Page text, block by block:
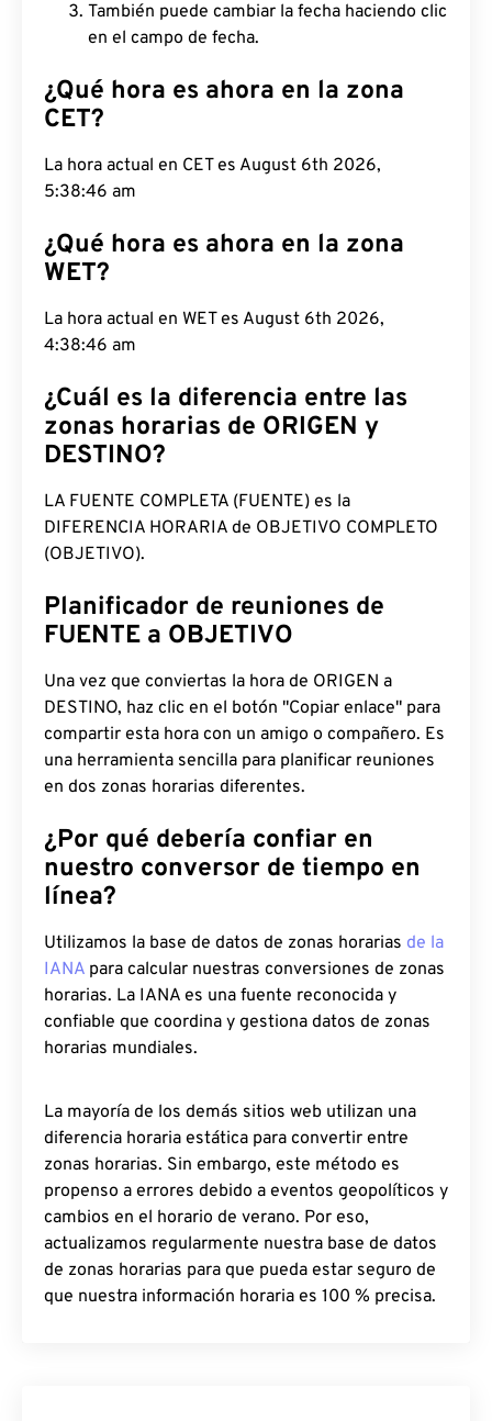
También puede cambiar la fecha haciendo clic
en el campo de fecha.
¿Qué hora es ahora en la zona
CET?
La hora actual en CET es August 6th 2026, 5:38:47
am
¿Qué hora es ahora en la zona
WET?
La hora actual en WET es August 6th 2026,
4:38:47 am
¿Cuál es la diferencia entre las
zonas horarias de ORIGEN y
DESTINO?
LA FUENTE COMPLETA (FUENTE) es la
DIFERENCIA HORARIA de OBJETIVO COMPLETO
(OBJETIVO).
Planificador de reuniones de
FUENTE a OBJETIVO
Una vez que conviertas la hora de ORIGEN a
DESTINO, haz clic en el botón "Copiar enlace" para
compartir esta hora con un amigo o compañero. Es
una herramienta sencilla para planificar reuniones
en dos zonas horarias diferentes.
¿Por qué debería confiar en
nuestro conversor de tiempo en
línea?
Utilizamos la base de datos de zonas horarias de la
IANA para calcular nuestras conversiones de zonas
horarias. La IANA es una fuente reconocida y
confiable que coordina y gestiona datos de zonas
horarias mundiales.
La mayoría de los demás sitios web utilizan una
diferencia horaria estática para convertir entre
zonas horarias. Sin embargo, este método es
propenso a errores debido a eventos geopolíticos y
cambios en el horario de verano. Por eso,
actualizamos regularmente nuestra base de datos
de zonas horarias para que pueda estar seguro de
que nuestra información horaria es 100 % precisa.